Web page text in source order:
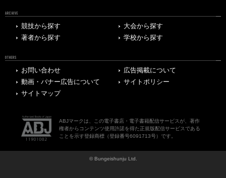
ARCHIVE
競技から探す
大会から探す
著者から探す
学校から探す
OTHERS
お問い合わせ
広告掲載について
動画・バナー広告について
サイトポリシー
サイトマップ
ABJマークは、この電子書店・電子書籍配信サービスが、著作
権者からコンテンツ使用許諾を得た正規版配信サービスである
ことを示す登録商標（登録番号6091713号）です。
© Bungeishunju Ltd.